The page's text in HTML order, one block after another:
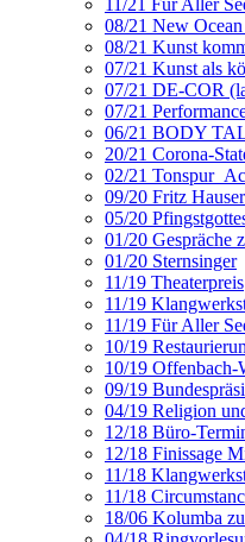
11/21 Für Aller
08/21 New
08/21 Kunst
07/21 Kunst als
07/21 DE-COR
07/21
06/21 BODY
20/21 Corona-
02/21
09/20 Fritz Hauser
05/20
01/20 Gespräche
01/20 Sternsinger
11/19 Theaterpreis
11/19
11/19 Für Aller
10/19
10/19 Offenbach-
09/19
04/19 Religion
12/18 Büro-
12/18 Finissage
11/18
11/18
18/06 Kolumba